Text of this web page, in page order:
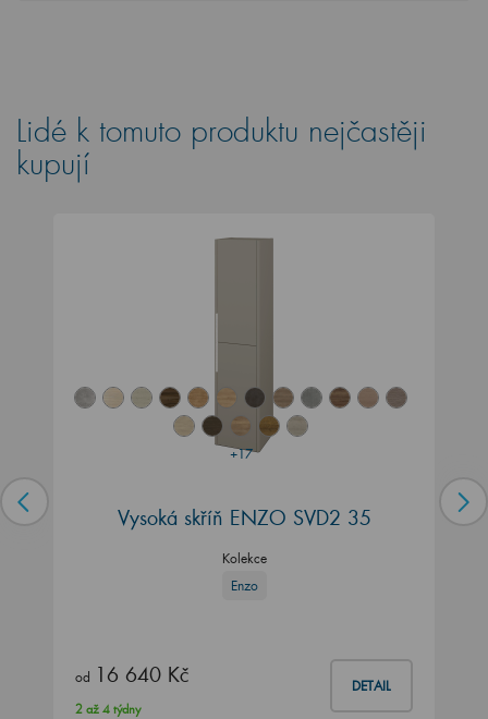
Lidé k tomuto produktu nejčastěji
kupují
+17
Vysoká skříň ENZO SVD2 35
Kolekce
Enzo
od 16 640 Kč DETAIL
2 až 4 týdny